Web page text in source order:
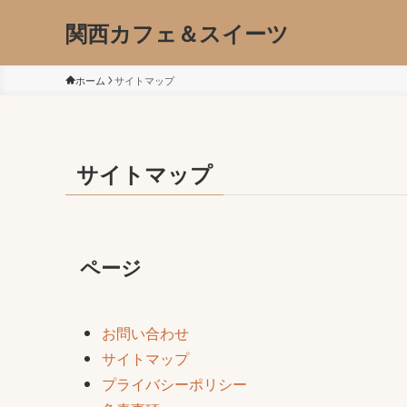
関西カフェ＆スイーツ
ホーム サイトマップ
サイトマップ
ページ
お問い合わせ
サイトマップ
プライバシーポリシー